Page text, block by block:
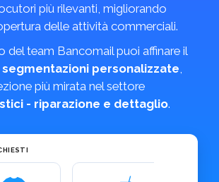
più rilevanti, migliorando
delle attività commerciali.
del team Bancomail puoi affinare il
segmentazioni personalizzate,
più mirata nel settore
- riparazione e dettaglio.